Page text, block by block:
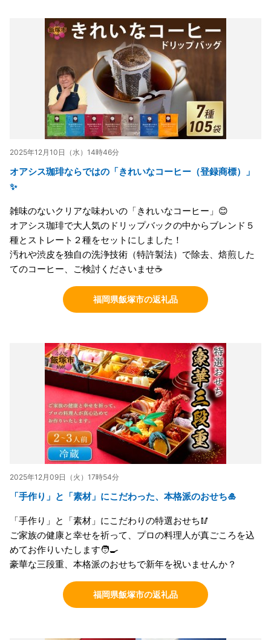
2025年12月10日（水）14時46分
オアシス珈琲ならではの「きれいなコーヒー（登録商標）」
✨
雑味のないクリアな味わいの「きれいなコーヒー」😊
オアシス珈琲で大人気のドリップバックの中からブレンド５
種とストレート２種をセットにしました！
汚れや渋皮を独自の洗浄技術（特許製法）で除去、焙煎した
てのコーヒー、ご検討くださいませ☕
福岡県飯塚市の返礼品
2025年12月09日（火）17時54分
「手作り」と「素材」にこだわった、本格派のおせち🎍
「手作り」と「素材」にこだわりの特選おせち🥢
ご家族の健康と幸せを祈って、プロの料理人が真ごころを込
めてお作りいたします🧑‍🍳
豪華な三段重、本格派のおせちで新年を祝いませんか？
福岡県飯塚市の返礼品